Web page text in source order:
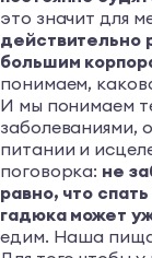
это значит для
действительно
большим
понимаем,
И мы понимаем
заболеваниями,
питании и
поговорка: не
равно, что
гадюка может
едим. Наша пища